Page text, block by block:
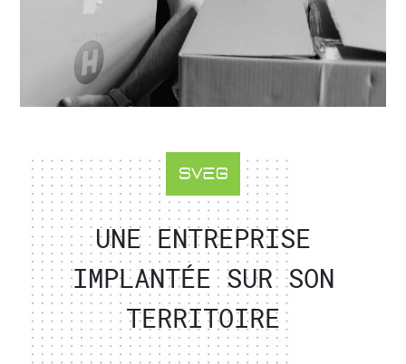
UNE ENTREPRISE
IMPLANTÉE SUR SON
TERRITOIRE